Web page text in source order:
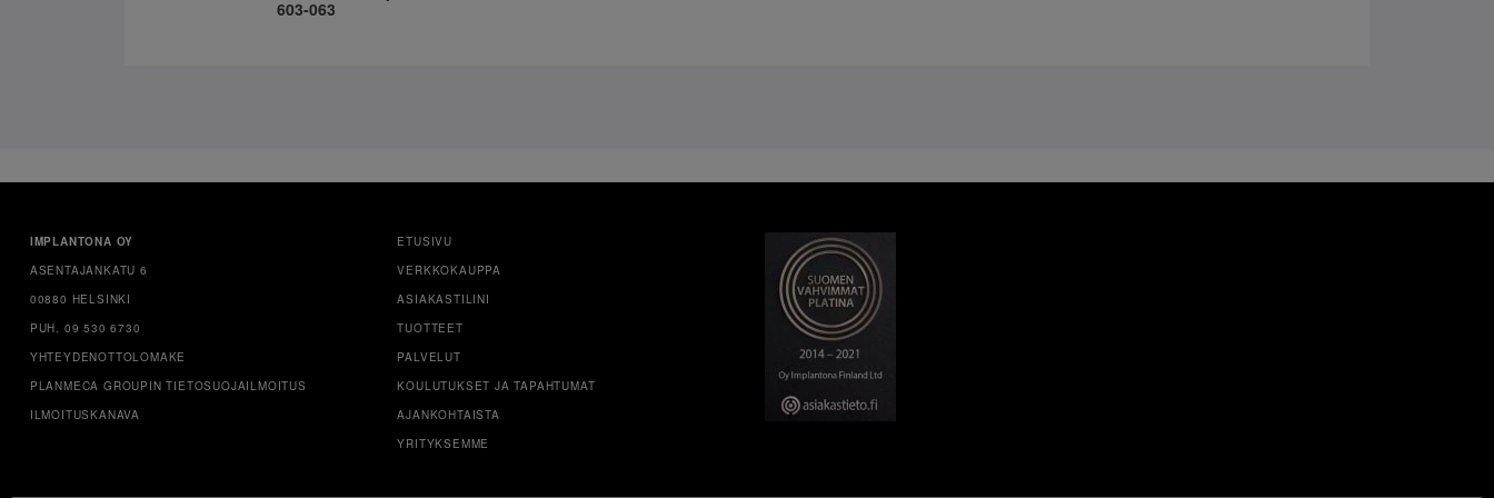
603-063
IMPLANTONA OY
ASENTAJANKATU 6
00880 HELSINKI
PUH. 09 530 6730
YHTEYDENOTTOLOMAKE
PLANMECA GROUPIN TIETOSUOJAILMOITUS
ILMOITUSKANAVA
ETUSIVU
VERKKOKAUPPA
ASIAKASTILINI
TUOTTEET
PALVELUT
KOULUTUKSET JA TAPAHTUMAT
AJANKOHTAISTA
YRITYKSEMME